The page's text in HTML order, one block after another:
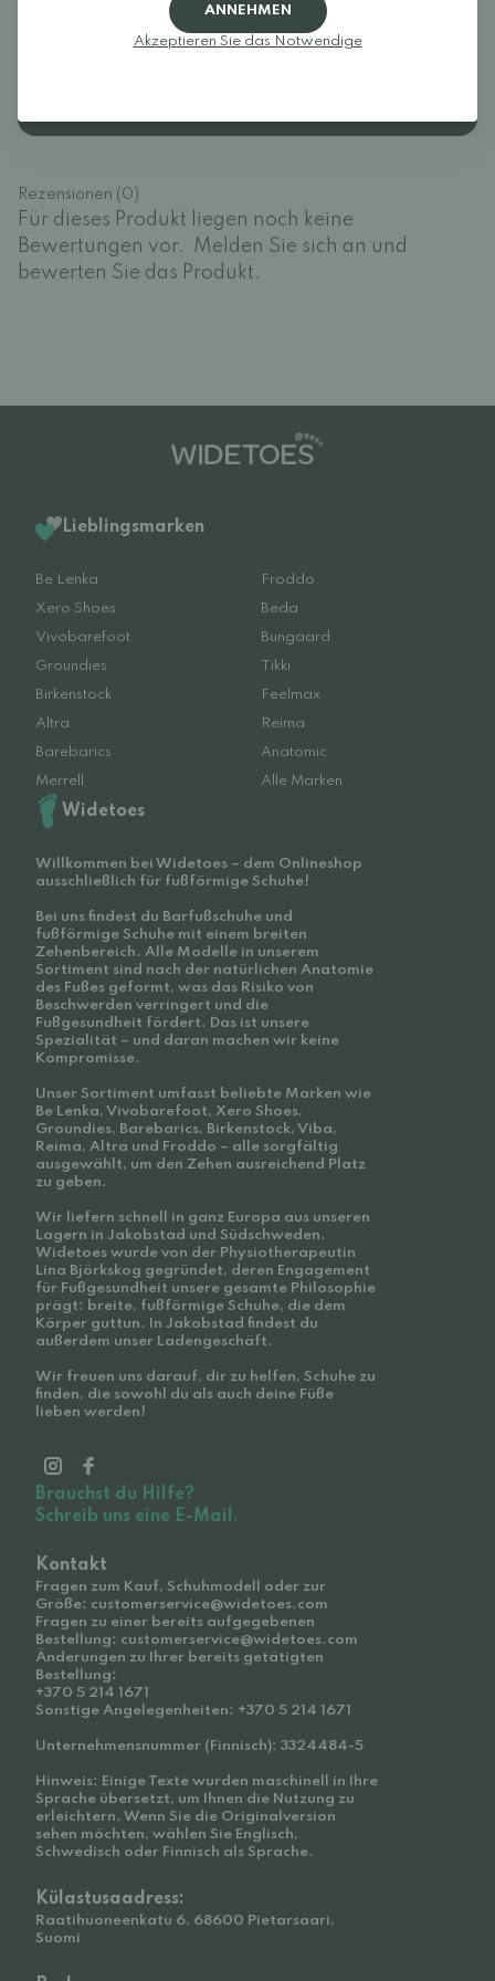
Rezensionen (0)
Für dieses Produkt liegen noch keine
Bewertungen vor.
Melden Sie sich an und
bewerten Sie das Produkt.
Lieblingsmarken
Be Lenka
Froddo
Xero Shoes
Beda
Vivobarefoot
Bungaard
Groundies
Tikki
Birkenstock
Feelmax
Altra
Reima
Barebarics
Anatomic
Merrell
Alle Marken
Widetoes
Willkommen bei Widetoes – dem Onlineshop
ausschließlich für fußförmige Schuhe!
Bei uns findest du Barfußschuhe und
fußförmige Schuhe mit einem breiten
Zehenbereich. Alle Modelle in unserem
Sortiment sind nach der natürlichen Anatomie
des Fußes geformt, was das Risiko von
Beschwerden verringert und die
Fußgesundheit fördert. Das ist unsere
Spezialität – und daran machen wir keine
Kompromisse.
Unser Sortiment umfasst beliebte Marken wie
Be Lenka, Vivobarefoot, Xero Shoes,
Groundies, Barebarics, Birkenstock, Viba,
Reima, Altra und Froddo – alle sorgfältig
ausgewählt, um den Zehen ausreichend Platz
zu geben.
Wir liefern schnell in ganz Europa aus unseren
Lagern in Jakobstad und Südschweden.
Widetoes wurde von der Physiotherapeutin
Lina Björkskog gegründet, deren Engagement
für Fußgesundheit unsere gesamte Philosophie
prägt: breite, fußförmige Schuhe, die dem
Körper guttun. In Jakobstad findest du
außerdem unser Ladengeschäft.
Wir freuen uns darauf, dir zu helfen, Schuhe zu
finden, die sowohl du als auch deine Füße
lieben werden!
Brauchst du Hilfe?
Schreib uns eine E-Mail.
Kontakt
Fragen zum Kauf, Schuhmodell oder zur
Größe: customerservice@widetoes.com
Fragen zu einer bereits aufgegebenen
Bestellung: customerservice@widetoes.com
Änderungen zu Ihrer bereits getätigten
Bestellung:
+370 5 214 1671
Sonstige Angelegenheiten: +370 5 214 1671
Unternehmensnummer (Finnisch): 3324484-5
Hinweis: Einige Texte wurden maschinell in Ihre
Sprache übersetzt, um Ihnen die Nutzung zu
erleichtern. Wenn Sie die Originalversion
sehen möchten, wählen Sie Englisch,
Schwedisch oder Finnisch als Sprache.
Külastusaadress:
Raatihuoneenkatu 6, 68600 Pietarsaari,
Suomi
ANNEHMEN
Akzeptieren Sie das Notwendige